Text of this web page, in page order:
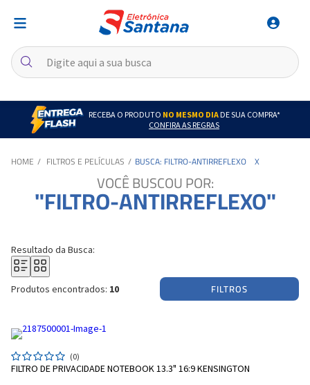
RECEBA O PRODUTO NO MESMO DIADE SUA COMPRA*
CONFIRA AS REGRAS
FILTROS E PELÍCULAS BUSCA: FILTRO-ANTIRREFLEXO X
VOCÊ BUSCOU POR:
"FILTRO-ANTIRREFLEXO"
Resultado da Busca:
Produtos encontrados: 10 FILTROS
(0)
FILTRO DE PRIVACIDADE NOTEBOOK 13.3" 16:9 KENSINGTON